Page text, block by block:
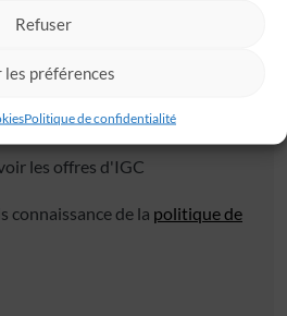
Refuser
les préférences
Politique de confidentialité
les offres d'IGC
connaissance de la politique de